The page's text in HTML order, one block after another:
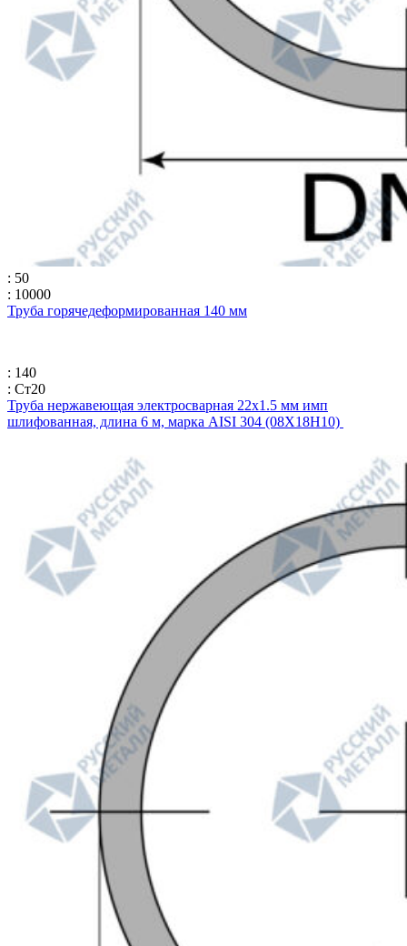
: 50
: 10000
Труба горячедеформированная 140 мм
: 140
: Ст20
Труба нержавеющая электросварная 22х1.5 мм имп
шлифованная, длина 6 м, марка AISI 304 (08Х18Н10)